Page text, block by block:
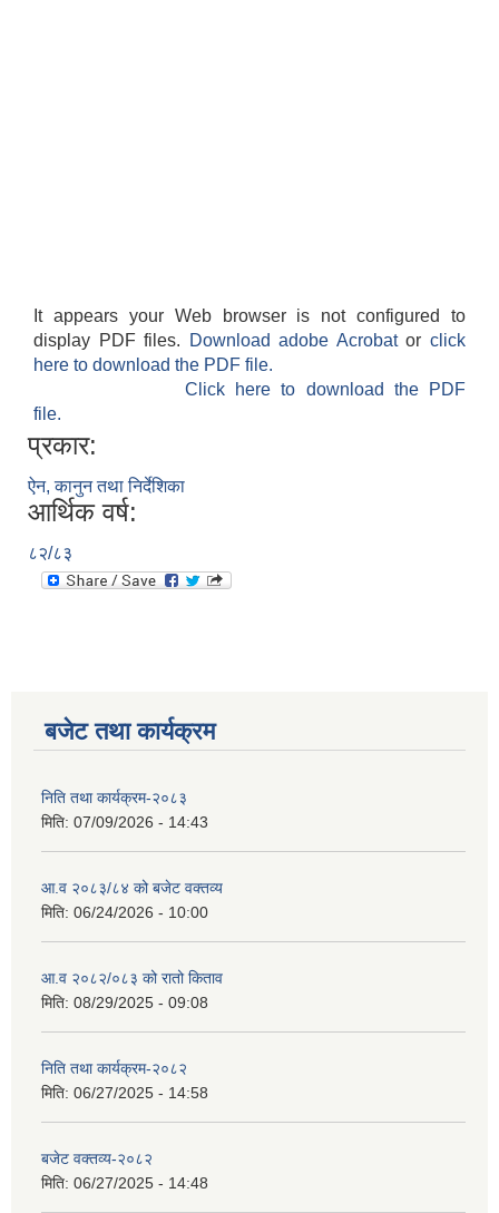
It appears your Web browser is not configured to
display PDF files.
Download adobe Acrobatorclick
here to download the PDF file.
Click here to download the PDF
file.
प्रकार:
ऐन, कानुन तथा निर्देशिका
आर्थिक वर्ष:
८२/८३
बजेट तथा कार्यक्रम
निति तथा कार्यक्रम-२०८३
मिति: 07/09/2026 - 14:43
आ.व २०८३/८४ को बजेट वक्तव्य
मिति: 06/24/2026 - 10:00
आ.व २०८२/०८३ को रातो किताव
मिति: 08/29/2025 - 09:08
निति तथा कार्यक्रम-२०८२
मिति: 06/27/2025 - 14:58
बजेट वक्तव्य-२०८२
मिति: 06/27/2025 - 14:48